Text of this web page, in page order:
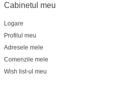
Cabinetul meu
Logare
Profilul meu
Adresele mele
Comenzile mele
Wish list-ul meu